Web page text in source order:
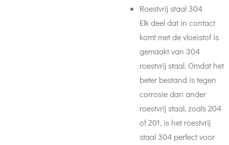
Roestvrij staal 304
Elk deel dat in contact
komt met de vloeistof is
gemaakt van 304
roestvrij staal. Omdat het
beter bestand is tegen
corrosie dan ander
roestvrij staal, zoals 204
of 201, is het roestvrij
staal 304 perfect voor